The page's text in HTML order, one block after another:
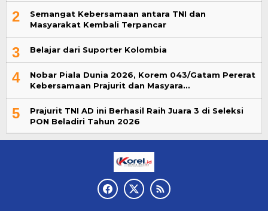
2
Semangat Kebersamaan antara TNI dan
Masyarakat Kembali Terpancar
3 Belajar dari Suporter Kolombia
4
Nobar Piala Dunia 2026, Korem 043/Gatam Pererat
Kebersamaan Prajurit dan Masyara…
5
Prajurit TNI AD ini Berhasil Raih Juara 3 di Seleksi
PON Beladiri Tahun 2026